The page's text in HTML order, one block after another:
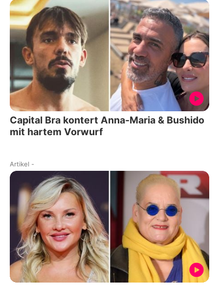
Capital Bra kontert Anna-Maria & Bushido
mit hartem Vorwurf
Artikel -